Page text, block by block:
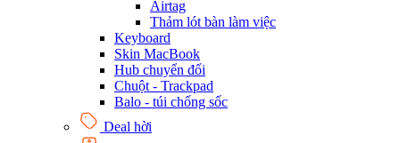
Airtag
Thảm lót bàn làm việc
Keyboard
Skin MacBook
Hub chuyển đổi
Chuột - Trackpad
Balo - túi chống sốc
Deal hời